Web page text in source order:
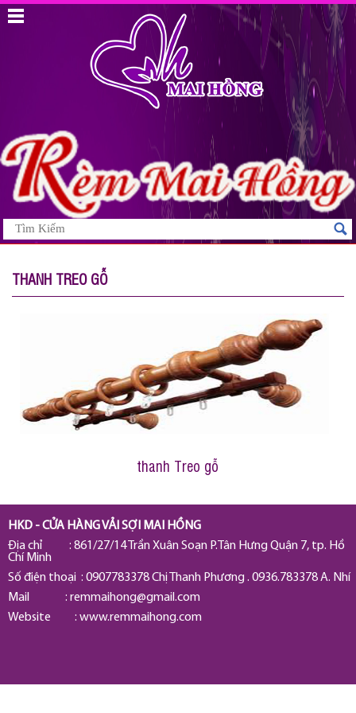
THANH TREO GỖ
thanh Treo gỗ
HKD - CỬA HÀNG VẢI SỢI MAI HỒNG
Địa chỉ : 861/27/14 Trần Xuân Soạn P.Tân Hưng Quận 7, tp. Hồ
Chí Minh
Số điện thoại : 0907783378 Chị Thanh Phương . 0936.783378 A. Nhí
Mail : remmaihong@gmail.com
Website : www.remmaihong.com